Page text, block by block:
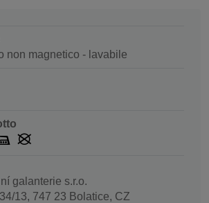
non magnetico - lavabile
galanterie s.r.o.
13, 747 23 Bolatice, CZ